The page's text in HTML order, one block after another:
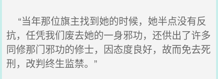
“当年那位旗主找到她的时候，她半点没有反
抗，任凭我们废去她的一身邪功，还供出了许多
同修那门邪功的修士，因态度良好，故而免去死
刑，改判终生监禁。”